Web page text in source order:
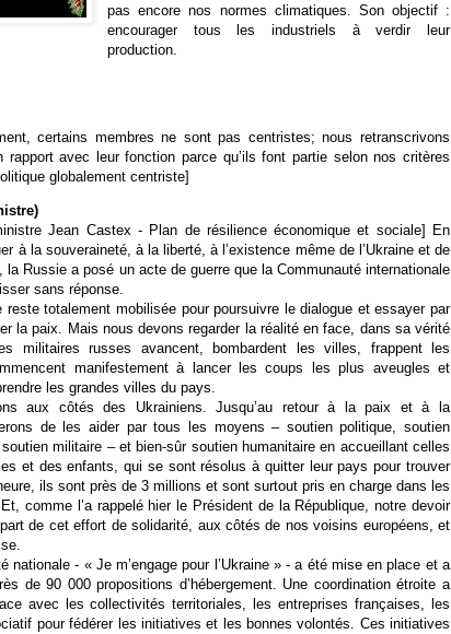
pas encore nos normes climatiques. Son objectif :
encourager tous les industriels à verdir leur
production.
certains membres ne sont pas centristes; nous retranscrivons
rapport avec leur fonction parce qu’ils font partie selon nos critères
globalement centriste]
Jean Castex - Plan de résilience économique et sociale] En
à la souveraineté, à la liberté, à l’existence même de l’Ukraine et de
la Russie a posé un acte de guerre que la Communauté internationale
sans réponse.
reste totalement mobilisée pour poursuivre le dialogue et essayer par
la paix. Mais nous devons regarder la réalité en face, dans sa vérité
militaires russes avancent, bombardent les villes, frappent les
manifestement à lancer les coups les plus aveugles et
les grandes villes du pays.
aux côtés des Ukrainiens. Jusqu’au retour à la paix et à la
de les aider par tous les moyens – soutien politique, soutien
militaire – et bien-sûr soutien humanitaire en accueillant celles
et des enfants, qui se sont résolus à quitter leur pays pour trouver
ils sont près de 3 millions et sont surtout pris en charge dans les
comme l’a rappelé hier le Président de la République, notre devoir
de cet effort de solidarité, aux côtés de nos voisins européens, et
nationale - « Je m’engage pour l’Ukraine » - a été mise en place et a
de 90 000 propositions d’hébergement. Une coordination étroite a
avec les collectivités territoriales, les entreprises françaises, les
pour fédérer les initiatives et les bonnes volontés. Ces initiatives